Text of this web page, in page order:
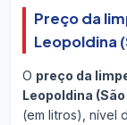
Preço da
Leopoldina
O preço da
Leopoldina
(em litros), nível